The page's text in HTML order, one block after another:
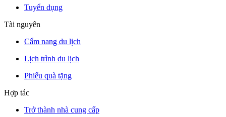
Tuyển dụng
Tài nguyên
Cẩm nang du lịch
Lịch trình du lịch
Phiếu quà tặng
Hợp tác
Trở thành nhà cung cấp